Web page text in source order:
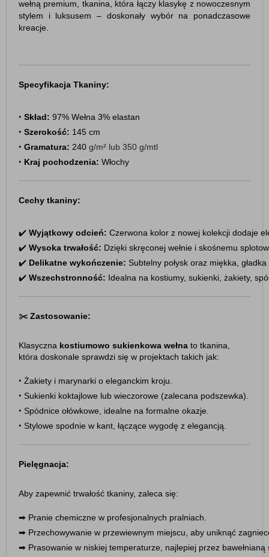
wełną premium, tkanina, która łączy klasykę z nowoczesnym
stylem i luksusem – doskonały wybór na ponadczasowe
kreacje.
Specyfikacja Tkaniny:
‣ Skład: 97% Wełna 3% elastan
‣ Szerokość: 145 cm
‣ Gramatura: 240 g/m² lub 350 g/mtl
‣ Kraj pochodzenia: Włochy
Cechy tkaniny:
✔️ Wyjątkowy odcień: Czerwona kolor z nowej kolekcji dodaje
✔️ Wysoka trwałość: Dzięki skręconej wełnie i skośnemu
✔️ Delikatne wykończenie: Subtelny połysk oraz miękka,
✔️ Wszechstronność: Idealna na kostiumy, sukienki, żakiety,
✂️ Zastosowanie:
Klasyczna kostiumowo sukienkowa wełna to tkanina,
która doskonale sprawdzi się w projektach takich jak:
‣ Żakiety i marynarki o eleganckim kroju.
‣ Sukienki koktajlowe lub wieczorowe (zalecana podszewka).
‣ Spódnice ołówkowe, idealne na formalne okazje.
‣ Stylowe spodnie w kant, łączące wygodę z elegancją.
Pielęgnacja:
Aby zapewnić trwałość tkaniny, zaleca się:
➡︎ Pranie chemiczne w profesjonalnych pralniach.
➡︎ Przechowywanie w przewiewnym miejscu, aby uniknąć
➡︎ Prasowanie w niskiej temperaturze, najlepiej przez bawełnianą